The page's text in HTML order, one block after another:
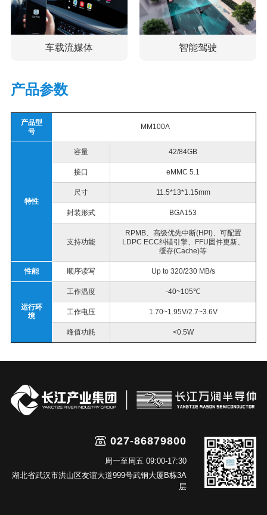
车载流媒体 智能驾驶
产品参数
产品型
号
MM100A
特性
容量 42/84GB
接口 eMMC 5.1
尺寸 11.5*13*1.15mm
封装形式 BGA153
支持功能
RPMB、高级优先中断(HPl)、可配置
LDPC ECC纠错引擎、 FFU 固件更新、
缓存(Cache)等
性能 顺序读写 Up to 320/230 MB/s
运行环
境
工作温度 -40~105℃
工作电压 1.70~1.95V/2.7~3.6V
峰值功耗 <0.5W
027-86879800
周一至周五 09:00-17:30
湖北省武汉市洪山区友谊大道999号武钢大厦B栋3A
层